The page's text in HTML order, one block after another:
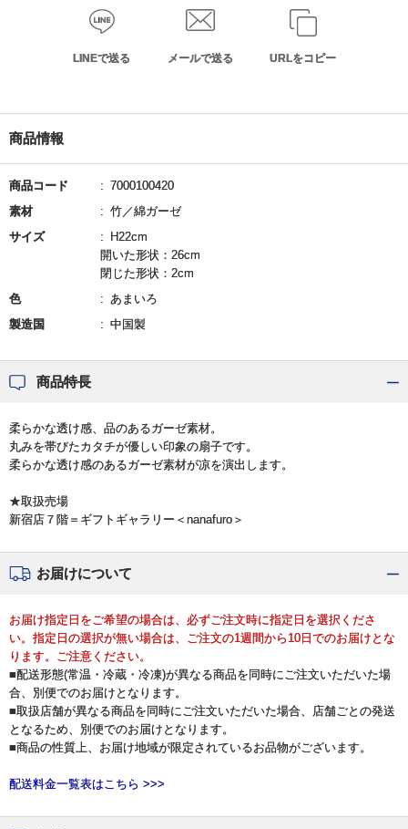
LINEで送る メールで送る URLをコピー
商品情報
商品コード
7000100420
素材
竹／綿ガーゼ
サイズ
H22cm
開いた形状：26cm
閉じた形状：2cm
色
あまいろ
製造国
中国製
商品特長
柔らかな透け感、品のあるガーゼ素材。
丸みを帯びたカタチが優しい印象の扇子です。
柔らかな透け感のあるガーゼ素材が凉を演出します。
★取扱売場
新宿店７階＝ギフトギャラリー＜nanafuro＞
お届けについて
お届け指定日をご希望の場合は、必ずご注文時に指定日を選択くださ
い。指定日の選択が無い場合は、ご注文の1週間から10日でのお届けとな
ります。ご注意ください。
■配送形態(常温・冷蔵・冷凍)が異なる商品を同時にご注文いただいた場
合、別便でのお届けとなります。
■取扱店舗が異なる商品を同時にご注文いただいた場合、店舗ごとの発送
となるため、別便でのお届けとなります。
■商品の性質上、お届け地域が限定されているお品物がございます。
配送料金一覧表はこちら >>>